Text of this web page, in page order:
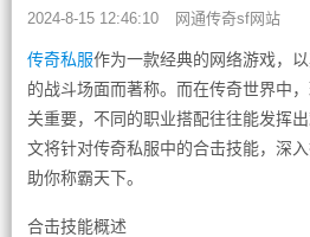
2024-8-15 12:46:10 网通传奇sf网站
传奇私服作为一款经典的网络游戏，
的战斗场面而著称。而在传奇世界中
关重要，不同的职业搭配往往能发挥
文将针对传奇私服中的合击技能，深
助你称霸天下。
合击技能概述